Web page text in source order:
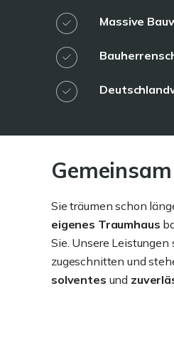
Massive
Sie träumen schon
eigenes Traumhaus
Sie. Unsere
zugeschnitten und
solventes und